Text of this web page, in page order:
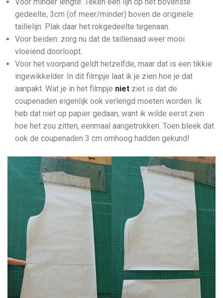
gedeelte, 3cm (of meer/minder) boven de originele
taillelijn. Plak daar het rokgedeelte tegenaan.
Voor beiden: zorg nu dat de taillenaad weer mooi
vloeiend doorloopt.
Voor het voorpand geldt hetzelfde, maar dat is een tikkie
ingewikkelder. In dit filmpje laat ik je zien hoe je dat
aanpakt. Wat je in het filmpje niet ziet is dat de
coupenaden eigenlijk ook verlengd moeten worden. Ik
heb dat niet op papier gedaan, want ik wilde eerst zien
hoe het zou zitten, eenmaal aangetrokken. Toen bleek dat
ook de coupenaden 3 cm omhoog hadden gekund!